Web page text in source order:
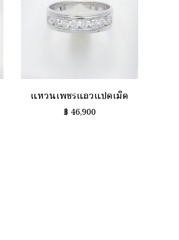
แหวนเพชรแถวแปดเม็ด
฿ 46,900